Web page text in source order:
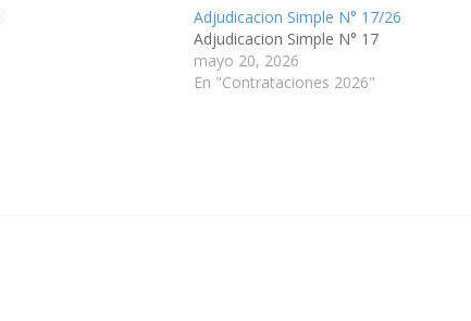
Adjudicacion Simple N° 17/26
Adjudicacion Simple N° 17
mayo 20, 2026
En "Contrataciones 2026"